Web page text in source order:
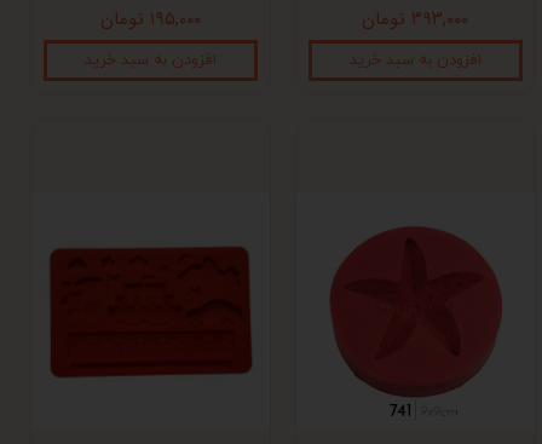
۳۹۳,۰۰۰ تومان
افزودن به سبد خرید
۱۹۵,۰۰۰ تومان
افزودن به سبد خرید